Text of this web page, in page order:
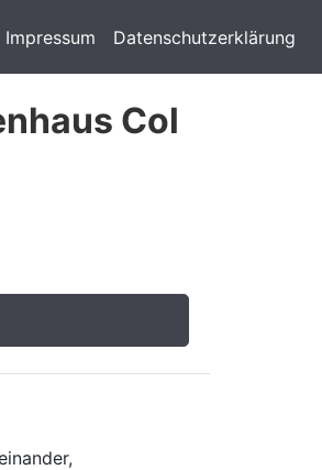
Impressum Datenschutzerklärung
Col